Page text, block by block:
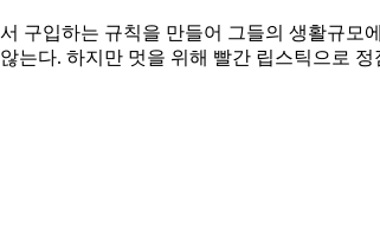
구입하는 규칙을 만들어 그들의 생활규모
다. 하지만 멋을 위해 빨간 립스틱으로 정